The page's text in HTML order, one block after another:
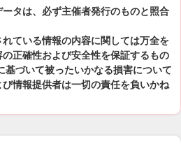
タは、必ず主催者発行のものと照合
ている情報の内容に関しては万全を
正確性および安全性を保証するもの
基づいて被ったいかなる損害について
情報提供者は一切の責任を負いかね